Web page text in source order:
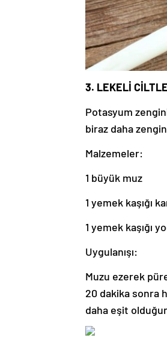
3. LEKELİ
Potasyum
biraz daha
Malzemeler:
1 büyük muz
1 yemek kaşığı
1 yemek kaşığı
Uygulanışı:
Muzu ezerek
20 dakika sonra
daha eşit